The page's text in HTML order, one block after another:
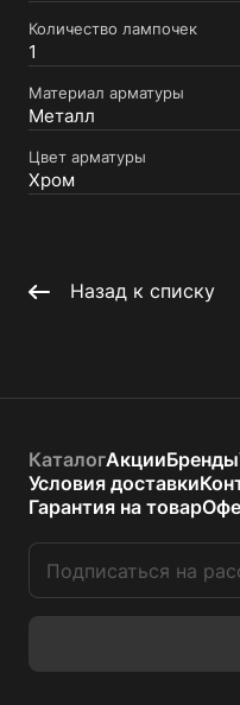
Количество лампочек
1
Материал арматуры
Металл
Цвет арматуры
Хром
Назад к списку
КаталогАкцииБренды
Условия доставки
Гарантия на товар